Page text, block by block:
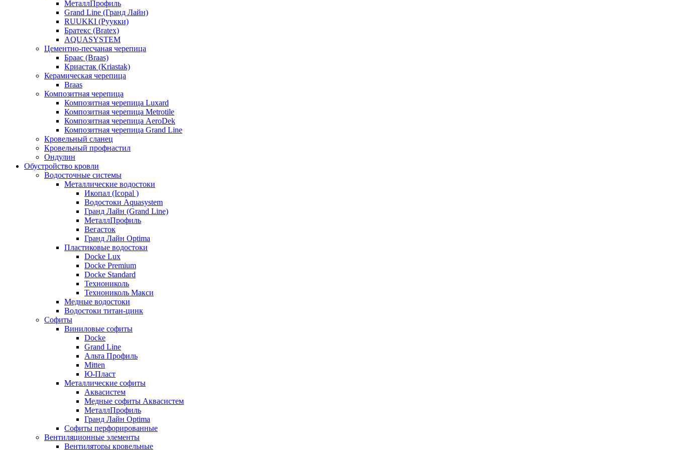
МеталлПрофиль
Grand Line (Гранд Лайн)
RUUKKI (Руукки)
Братекс (Bratex)
AQUASYSTEM
Цементно-песчаная черепица
Браас (Braas)
Криастак (Kriastak)
Керамическая черепица
Braas
Композитная черепица
Композитная черепица Luxard
Композитная черепица Metrotile
Композитная черепица AeroDek
Композитная черепица Grand Line
Кровельный сланец
Кровельный профнастил
Ондулин
Обустройство кровли
Водосточные системы
Металлические водостоки
Икопал (Icopal )
Водостоки Aquasystem
Гранд Лайн (Grand Line)
МеталлПрофиль
Вегасток
Гранд Лайн Optima
Пластиковые водостоки
Docke Lux
Docke Premium
Docke Standard
Технониколь
Технониколь Макси
Медные водостоки
Водостоки титан-цинк
Софиты
Виниловые софиты
Docke
Grand Line
Альта Профиль
Mitten
Ю-Пласт
Металлические софиты
Аквасистем
Медные софиты Аквасистем
МеталлПрофиль
Гранд Лайн Optima
Софиты перфорированные
Вентиляционные элементы
Вентиляторы кровельные